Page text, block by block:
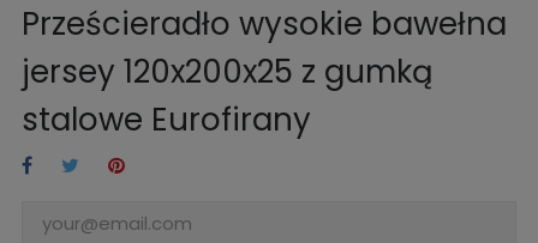
Prześcieradło wysokie bawełna
jersey 120x200x25 z gumką
stalowe Eurofirany